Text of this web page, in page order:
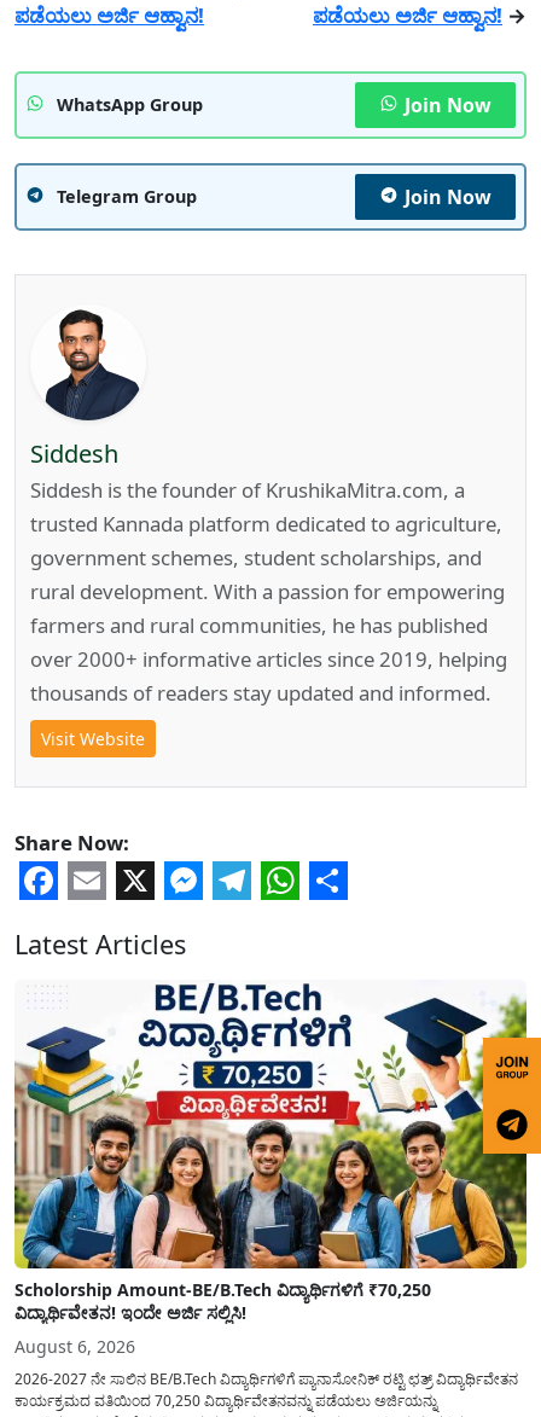
ಪಡೆಯಲು ಅರ್ಜಿ ಆಹ್ವಾನ!
ಪಡೆಯಲು ಅರ್ಜಿ ಆಹ್ವಾನ! →
WhatsApp Group Join Now
Telegram Group Join Now
Siddesh
Siddesh is the founder of KrushikaMitra.com, a
trusted Kannada platform dedicated to agriculture,
government schemes, student scholarships, and
rural development. With a passion for empowering
farmers and rural communities, he has published
over 2000+ informative articles since 2019, helping
thousands of readers stay updated and informed.
Visit Website
Share Now:
Latest Articles
Scholorship Amount-BE/B.Tech ವಿದ್ಯಾರ್ಥಿಗಳಿಗೆ ₹70,250
ವಿದ್ಯಾರ್ಥಿವೇತನ! ಇಂದೇ ಅರ್ಜಿ ಸಲ್ಲಿಸಿ!
August 6, 2026
2026-2027 ನೇ ಸಾಲಿನ BE/B.Tech ವಿದ್ಯಾರ್ಥಿಗಳಿಗೆ ಪ್ಯಾನಾಸೋನಿಕ್ ರಟ್ಟಿ ಛತ್ರ್ ವಿದ್ಯಾರ್ಥಿವೇತನ
ಕಾರ್ಯಕ್ರಮದ ವತಿಯಿಂದ 70,250 ವಿದ್ಯಾರ್ಥಿವೇತನವನ್ನು ಪಡೆಯಲು ಅರ್ಜಿಯನ್ನು